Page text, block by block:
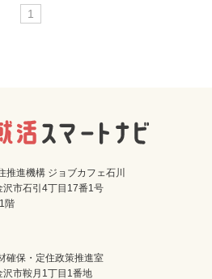
1
推進機構 ジョブカフェ石川
市石引4丁目17番1号
階
確保・定住政策推進室
市鞍月1丁目1番地